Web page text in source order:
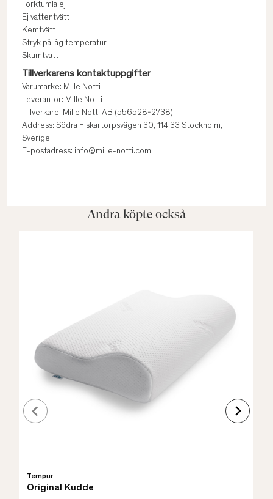
Torktumla ej
Ej vattentvätt
Kemtvätt
Stryk på låg temperatur
Skumtvätt
Tillverkarens kontaktuppgifter
Varumärke: Mille Notti
Leverantör: Mille Notti
Tillverkare: Mille Notti AB (556528-2738)
Address: Södra Fiskartorpsvägen 30, 114 33 Stockholm,
Sverige
E-postadress: info@mille-notti.com
Andra köpte också
Tempur
Original Kudde